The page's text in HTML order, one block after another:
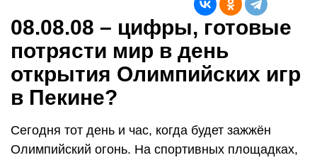
08.08.08 – цифры, готовые
потрясти мир в день
открытия Олимпийских игр
в Пекине?
Сегодня тот день и час, когда будет зажжён
Олимпийский огонь. На спортивных площадках,